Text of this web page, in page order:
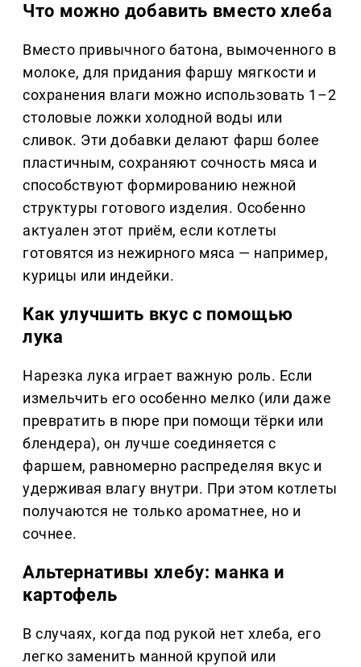
Что можно добавить вместо хлеба
Вместо привычного батона, вымоченного в
молоке, для придания фаршу мягкости и
сохранения влаги можно использовать 1–2
столовые ложки холодной воды или
сливок. Эти добавки делают фарш более
пластичным, сохраняют сочность мяса и
способствуют формированию нежной
структуры готового изделия. Особенно
актуален этот приём, если котлеты
готовятся из нежирного мяса — например,
курицы или индейки.
Как улучшить вкус с помощью
лука
Нарезка лука играет важную роль. Если
измельчить его особенно мелко (или даже
превратить в пюре при помощи тёрки или
блендера), он лучше соединяется с
фаршем, равномерно распределяя вкус и
удерживая влагу внутри. При этом котлеты
получаются не только ароматнее, но и
сочнее.
Альтернативы хлебу: манка и
картофель
В случаях, когда под рукой нет хлеба, его
легко заменить манной крупой или